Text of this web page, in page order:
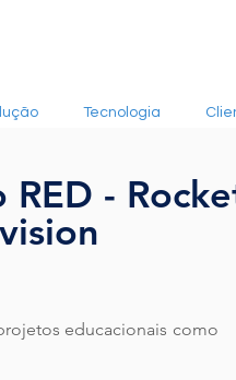
Tecnologia
RED -
educacionais como